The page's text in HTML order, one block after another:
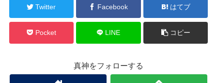
Twitter Facebook はてブ
Pocket LINE コピー
真神をフォローする